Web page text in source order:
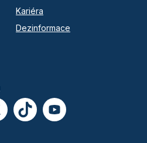
Kariéra
Dezinformace